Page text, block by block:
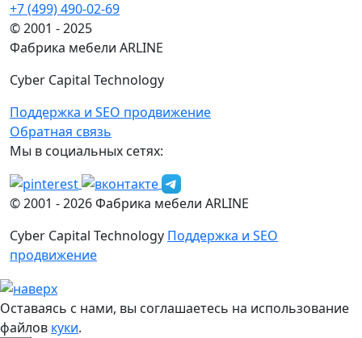
+7 (499) 490-02-69
© 2001 - 2025
Фабрика мебели ARLINE
Cyber Capital Technology
Поддержка и SEO продвижение
Обратная связь
Мы в социальных сетях:
© 2001 -2026Фабрика мебели ARLINE
Cyber Capital Technology Поддержка и SEO
продвижение
Оставаясь с нами, вы соглашаетесь на использование
файлов куки.